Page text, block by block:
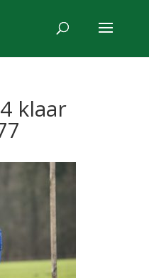
klaar